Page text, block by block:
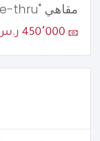
مقاهي "Drive-thru"
450٬000 ر.س.